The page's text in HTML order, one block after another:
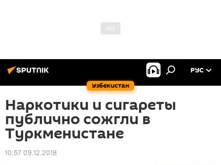
Узбекистан
РУС
Наркотики и сигареты
публично сожгли в
Туркменистане
10:57 09.12.2018